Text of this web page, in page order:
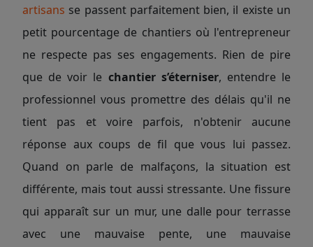
artisans se passent parfaitement bien, il existe un
petit pourcentage de chantiers où l'entrepreneur
ne respecte pas ses engagements. Rien de pire
que de voir le chantier s’éterniser, entendre le
professionnel vous promettre des délais qu'il ne
tient pas et voire parfois, n'obtenir aucune
réponse aux coups de fil que vous lui passez.
Quand on parle de malfaçons, la situation est
différente, mais tout aussi stressante. Une fissure
qui apparaît sur un mur, une dalle pour terrasse
avec une mauvaise pente, une mauvaise